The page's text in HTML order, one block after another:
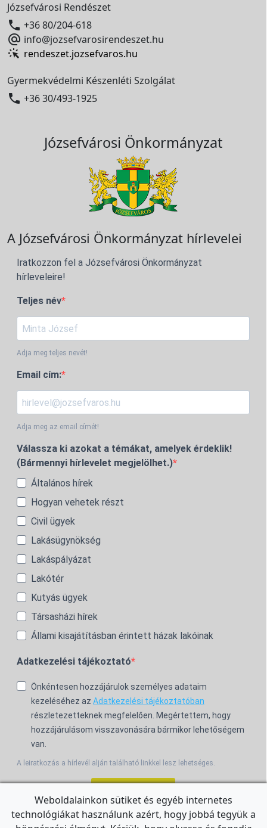
Józsefvárosi Rendészet
 +36 80/204-618
 info@jozsefvarosirendeszet.hu
rendeszet.jozsefvaros.hu
Gyermekvédelmi Készenléti Szolgálat
 +36 30/493-1925
Józsefvárosi Önkormányzat
A Józsefvárosi Önkormányzat hírlevelei
Iratkozzon fel a Józsefvárosi Önkormányzat
hírleveleire!
Teljes név
Adja meg teljes nevét!
Email cím:
Adja meg az email címét!
Válassza ki azokat a témákat, amelyek érdeklik!
(Bármennyi hírlevelet megjelölhet.)
Általános hírek
Hogyan vehetek részt
Civil ügyek
Lakásügynökség
Lakáspályázat
Lakótér
Kutyás ügyek
Társasházi hírek
Állami kisajátításban érintett házak lakóinak
Adatkezelési tájékoztató
Önkéntesen hozzájárulok személyes adataim
kezeléséhez az Adatkezelési tájékoztatóban
részletezetteknek megfelelően. Megértettem, hogy
hozzájárulásom visszavonására bármikor lehetőségem
van.
A leiratkozás a hírlevél alján található linkkel lesz lehetséges.
For the English Newsletter, clickHERE.
Weboldalainkon sütiket és egyéb internetes
technológiákat használunk azért, hogy jobbá tegyük a